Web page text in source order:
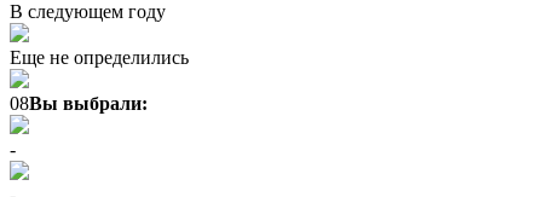
В следующем году
Еще не определились
08Вы выбрали:
-